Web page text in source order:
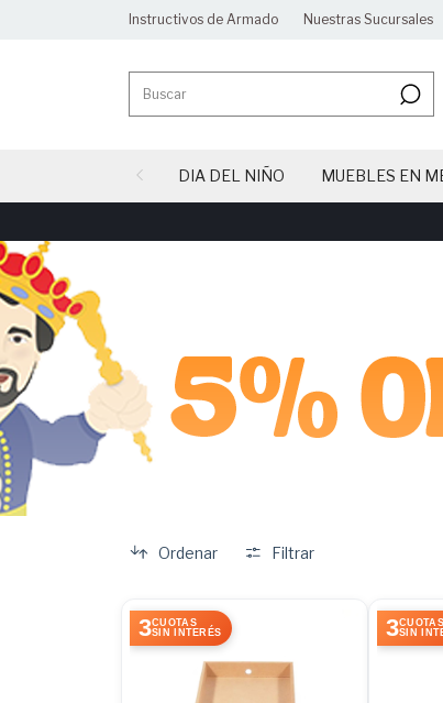
Instructivos de Armado Nuestras Sucursales
DIA DEL NIÑO MUEBLES EN
Ordenar Filtrar
3CUOTAS
SIN INTERÉS
3CUOTAS
SIN